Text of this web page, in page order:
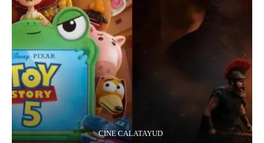
CINE CALATAYUD